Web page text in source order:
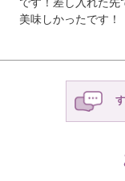
です！差し入れた先
美味しかったです！